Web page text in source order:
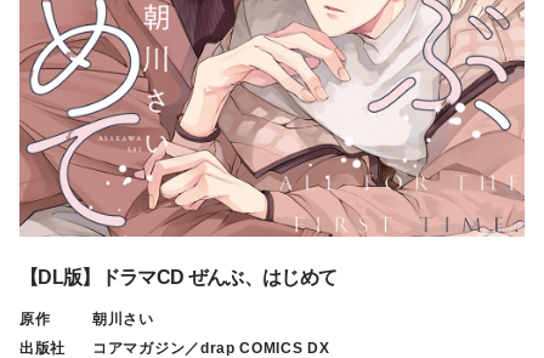
【DL版】ドラマCD ぜんぶ、はじめて
原作
朝川さい
出版社
コアマガジン／drap COMICS DX